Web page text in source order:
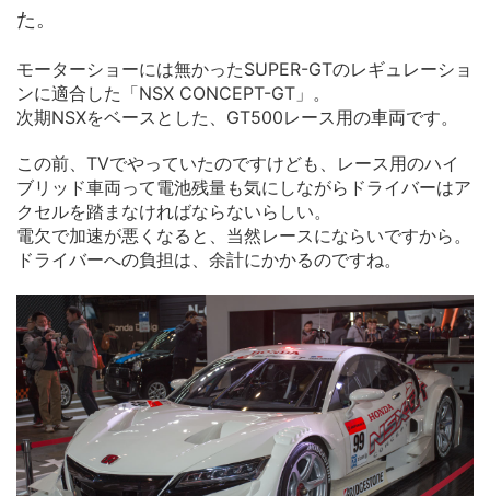
た。
モーターショーには無かったSUPER-GTのレギュレーショ
ンに適合した「NSX CONCEPT-GT」。
次期NSXをベースとした、GT500レース用の車両です。
この前、TVでやっていたのですけども、レース用のハイ
ブリッド車両って電池残量も気にしながらドライバーはア
クセルを踏まなければならないらしい。
電欠で加速が悪くなると、当然レースにならいですから。
ドライバーへの負担は、余計にかかるのですね。